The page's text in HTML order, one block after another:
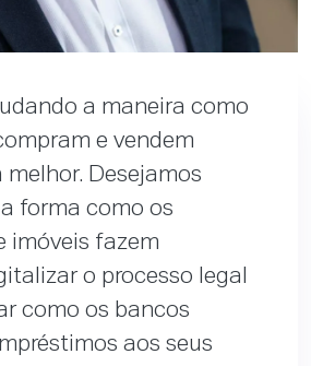
a maneira como
e vendem
melhor. Desejamos
forma como os
imóveis fazem
o processo legal
como os bancos
aos seus